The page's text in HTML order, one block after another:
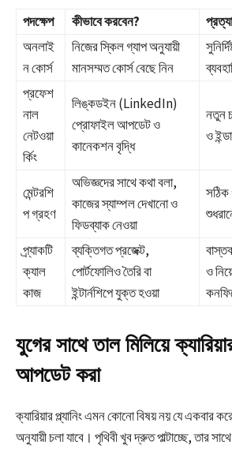
পদক্ষেপ কীভাবে করবেন?
অনলাই
ন কোর্স
নিজের স্কিল গ্যাপ অনুযায়ী
মানসম্মত কোর্স বেছে নিন
প্রফেশ
নাল
নেটওয়া
র্কিং
লিঙ্কডইন (LinkedIn)
প্রোফাইল আপডেট ও
কানেকশন বৃদ্ধি
নতুন
ও
মেন্টরশি
প গ্রহণ
অভিজ্ঞদের সাথে কথা বলা,
কাজের স্যাম্পল দেখানো ও
ফিডব্যাক নেওয়া
প্র্যাকটি
ক্যাল
কাজ
ব্যক্তিগত প্রজেক্ট,
পোর্টফোলিও তৈরি বা
ইন্টার্নশিপে যুক্ত হওয়া
ও
যুগের সাথে তাল মিলিয়ে ক্যারিয়ার
আপডেট করা
ক্যারিয়ার প্ল্যানিং এমন কোনো বিষয় নয় যে একবার
অনুযায়ী চলা যাবে। পৃথিবী খুব দ্রুত পাল্টাচ্ছে, তার